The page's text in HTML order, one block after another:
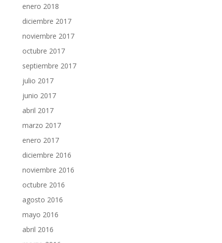
enero 2018
diciembre 2017
noviembre 2017
octubre 2017
septiembre 2017
julio 2017
junio 2017
abril 2017
marzo 2017
enero 2017
diciembre 2016
noviembre 2016
octubre 2016
agosto 2016
mayo 2016
abril 2016